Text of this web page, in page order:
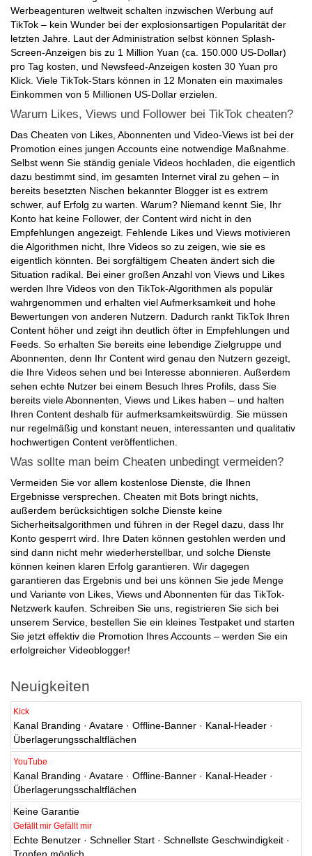
bietet auch die Möglichkeit, es zu monetarisieren. Viele
Werbeagenturen weltweit schalten inzwischen Werbung auf
TikTok – kein Wunder bei der explosionsartigen Popularität der
letzten Jahre. Laut der Administration selbst können Splash-
Screen-Anzeigen bis zu 1 Million Yuan (ca. 150.000 US-Dollar)
pro Tag kosten, und Newsfeed-Anzeigen kosten 30 Yuan pro
Klick. Viele TikTok-Stars können in 12 Monaten ein maximales
Warum Likes, Views und Follower bei TikTok cheaten?
Das Cheaten von Likes, Abonnenten und Video-Views ist bei der
Promotion eines jungen Accounts eine notwendige Maßnahme.
Selbst wenn Sie ständig geniale Videos hochladen, die eigentlich
dazu bestimmt sind, im gesamten Internet viral zu gehen – in
bereits besetzten Nischen bekannter Blogger ist es extrem
schwer, auf Erfolg zu warten. Warum? Niemand kennt Sie, Ihr
Konto hat keine Follower, der Content wird nicht in den
Empfehlungen angezeigt. Fehlende Likes und Views motivieren
die Algorithmen nicht, Ihre Videos so zu zeigen, wie sie es
eigentlich könnten. Bei sorgfältigem Cheaten ändert sich die
Situation radikal. Bei einer großen Anzahl von Views und Likes
werden Ihre Videos von den TikTok-Algorithmen als populär
wahrgenommen und erhalten viel Aufmerksamkeit und hohe
Bewertungen von anderen Nutzern. Dadurch rankt TikTok Ihren
Content höher und zeigt ihn deutlich öfter in Empfehlungen und
Feeds. So erhalten Sie bereits eine lebendige Zielgruppe und
Abonnenten, denn Ihr Content wird genau den Nutzern gezeigt,
die Ihre Videos sehen und bei Interesse abonnieren. Außerdem
sehen echte Nutzer bei einem Besuch Ihres Profils, dass Sie
bereits viele Abonnenten, Views und Likes haben – und halten
Ihren Content deshalb für aufmerksamkeitswürdig. Sie müssen
nur regelmäßig und konstant neuen, interessanten und qualitativ
Was sollte man beim Cheaten unbedingt vermeiden?
Vermeiden Sie vor allem kostenlose Dienste, die Ihnen
Ergebnisse versprechen. Cheaten mit Bots bringt nichts,
außerdem berücksichtigen solche Dienste keine
Sicherheitsalgorithmen und führen in der Regel dazu, dass Ihr
Konto gesperrt wird. Ihre Daten können gestohlen werden und
sind dann nicht mehr wiederherstellbar, und solche Dienste
können keinen klaren Erfolg garantieren. Wir dagegen
garantieren das Ergebnis und bei uns können Sie jede Menge
und Variante von Likes, Views und Abonnenten für das TikTok-
Netzwerk kaufen. Schreiben Sie uns, registrieren Sie sich bei
unserem Service, bestellen Sie ein kleines Testpaket und starten
Sie jetzt effektiv die Promotion Ihres Accounts – werden Sie ein
Neuigkeiten
Kick
Kanal Branding · Avatare · Offline-Banner · Kanal-Header ·
Überlagerungsschaltflächen
YouTube
Kanal Branding · Avatare · Offline-Banner · Kanal-Header ·
Überlagerungsschaltflächen
Keine Garantie
Gefällt mir Gefällt mir
Echte Benutzer · Schneller Start · Schnellste Geschwindigkeit ·